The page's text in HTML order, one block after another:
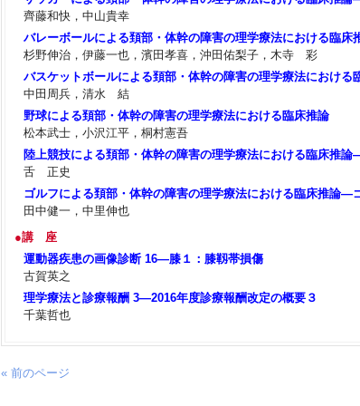
齊藤和快，中山貴幸
バレーボールによる頚部・体幹の障害の理学療法における臨床
杉野伸治，伊藤一也，濱田孝喜，沖田佑梨子，木寺 彩
バスケットボールによる頚部・体幹の障害の理学療法におけ
中田周兵，清水 結
野球による頚部・体幹の障害の理学療法における臨床推論
松本武士，小沢江平，桐村憲吾
陸上競技による頚部・体幹の障害の理学療法における臨床推
舌 正史
ゴルフによる頚部・体幹の障害の理学療法における臨床推論―
田中健一，中里伸也
●講 座
運動器疾患の画像診断 16―膝１：膝靱帯損傷
古賀英之
理学療法と診療報酬 3―2016年度診療報酬改定の概要３
千葉哲也
« 前のページ